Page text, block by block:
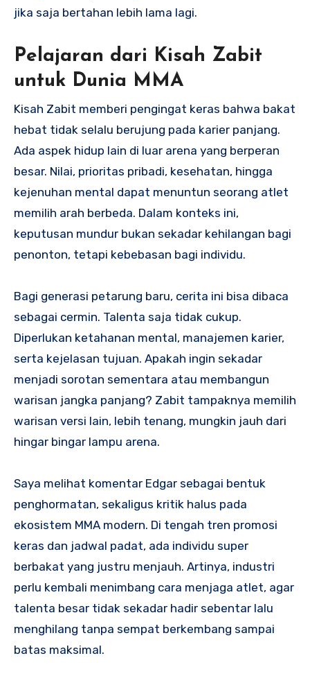
jika saja bertahan lebih lama lagi.
Pelajaran dari Kisah Zabit
untuk Dunia MMA
Kisah Zabit memberi pengingat keras bahwa bakat
hebat tidak selalu berujung pada karier panjang.
Ada aspek hidup lain di luar arena yang berperan
besar. Nilai, prioritas pribadi, kesehatan, hingga
kejenuhan mental dapat menuntun seorang atlet
memilih arah berbeda. Dalam konteks ini,
keputusan mundur bukan sekadar kehilangan bagi
penonton, tetapi kebebasan bagi individu.
Bagi generasi petarung baru, cerita ini bisa dibaca
sebagai cermin. Talenta saja tidak cukup.
Diperlukan ketahanan mental, manajemen karier,
serta kejelasan tujuan. Apakah ingin sekadar
menjadi sorotan sementara atau membangun
warisan jangka panjang? Zabit tampaknya memilih
warisan versi lain, lebih tenang, mungkin jauh dari
hingar bingar lampu arena.
Saya melihat komentar Edgar sebagai bentuk
penghormatan, sekaligus kritik halus pada
ekosistem MMA modern. Di tengah tren promosi
keras dan jadwal padat, ada individu super
berbakat yang justru menjauh. Artinya, industri
perlu kembali menimbang cara menjaga atlet, agar
talenta besar tidak sekadar hadir sebentar lalu
menghilang tanpa sempat berkembang sampai
batas maksimal.